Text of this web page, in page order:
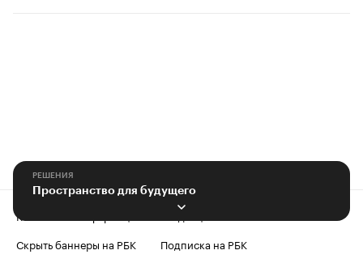
РЕШЕНИЯ
Пространство для будущего
Контактная информация
Скрыть баннеры на РБК
Подписка на РБК